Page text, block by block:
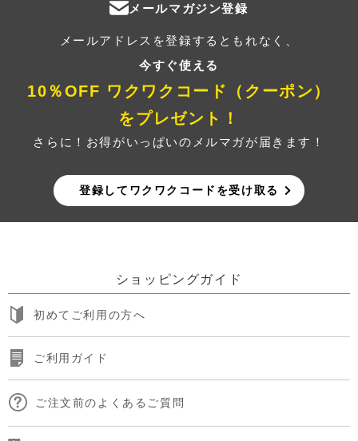
メールマガジン登録
メールアドレスを登録するともれなく、
今すぐ使える
10％OFF ワクワクコード（クーポン）
をプレゼント！
さらに！お得がいっぱいのメルマガが届きます！
登録してワクワクコードを受け取る
ショッピングガイド
初めてご利用の方へ
ご利用ガイド
ご注文前のよくあるご質問